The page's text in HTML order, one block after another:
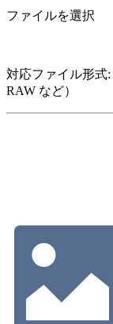
ファイルを選択
対応ファイル形式:
RAW など）